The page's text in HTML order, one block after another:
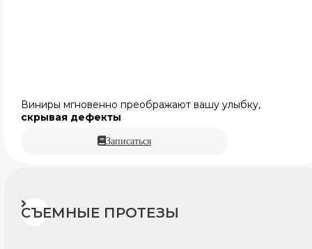
Виниры мгновенно преображают вашу улыбку,
скрывая дефекты
Записаться
СЪЕМНЫЕ ПРОТЕЗЫ